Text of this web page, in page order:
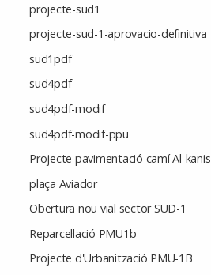
projecte-sud1
projecte-sud-1-aprovacio-definitiva
sud1pdf
sud4pdf
sud4pdf-modif
sud4pdf-modif-ppu
Projecte pavimentació camí Al-kanis
plaça Aviador
Obertura nou vial sector SUD-1
Reparcel·lació PMU1b
Projecte d'Urbanització PMU-1B